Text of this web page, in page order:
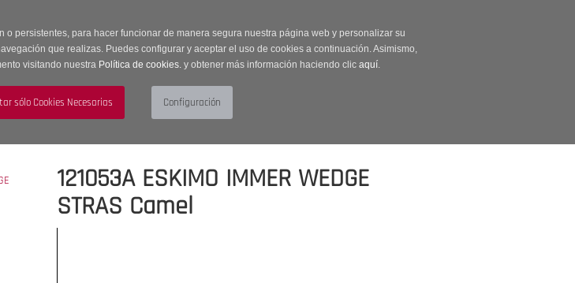
persistentes, para hacer funcionar de manera segura nuestra página web y personalizar su
que realizas. Puedes configurar y aceptar el uso de cookies a continuación. Asimismo,
visitando nuestra Política de cookies. y obtener más información haciendo clic aquí.
121053A ESKIMO IMMER WEDGE
STRAS Camel